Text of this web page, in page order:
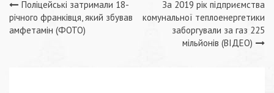
Навігація
записів
Поліцейські затримали 18-
річного франківця, який збував
амфетамін (ФОТО)
За 2019 рік підприємства
комунальної теплоенергетики
заборгували за газ 225
мільйонів (ВІДЕО)